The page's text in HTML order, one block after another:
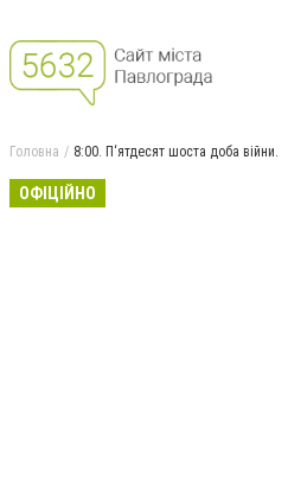
Головна 8:00. П‘ятдесят шоста доба війни.
ОФІЦІЙНО